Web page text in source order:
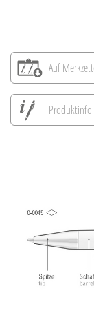
Auf
Produktinfo